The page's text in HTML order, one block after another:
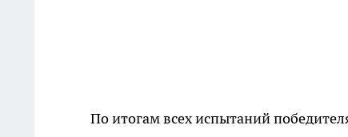
По итогам всех испытаний